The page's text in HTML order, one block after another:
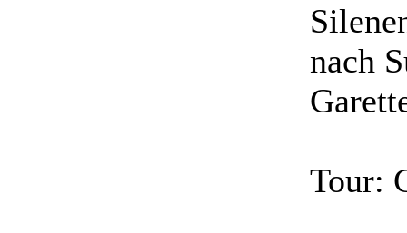
nach
Tour: